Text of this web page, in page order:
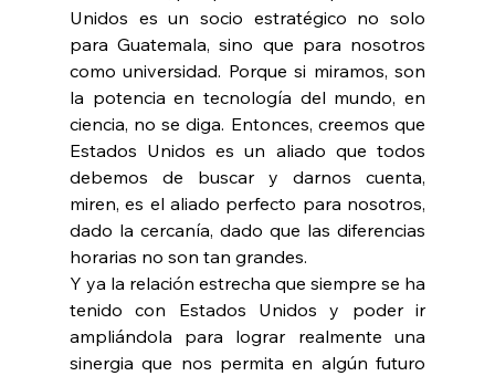
Unidos es un socio estratégico no solo
para Guatemala, sino que para nosotros
como universidad. Porque si miramos, son
la potencia en tecnología del mundo, en
ciencia, no se diga. Entonces, creemos que
Estados Unidos es un aliado que todos
debemos de buscar y darnos cuenta,
miren, es el aliado perfecto para nosotros,
dado la cercanía, dado que las diferencias
horarias no son tan grandes.
Y ya la relación estrecha que siempre se ha
tenido con Estados Unidos y poder ir
ampliándola para lograr realmente una
sinergia que nos permita en algún futuro